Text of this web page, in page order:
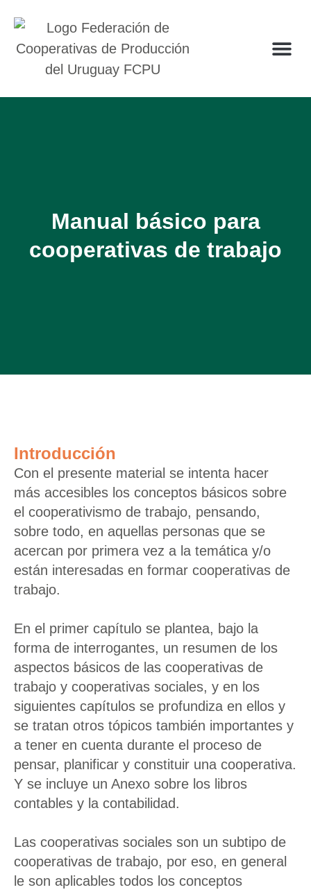
Manual básico para
cooperativas de trabajo
Introducción
Con el presente material se intenta hacer
más accesibles los conceptos básicos sobre
el cooperativismo de trabajo, pensando,
sobre todo, en aquellas personas que se
acercan por primera vez a la temática y/o
están interesadas en formar cooperativas de
trabajo.
En el primer capítulo se plantea, bajo la
forma de interrogantes, un resumen de los
aspectos básicos de las cooperativas de
trabajo y cooperativas sociales, y en los
siguientes capítulos se profundiza en ellos y
se tratan otros tópicos también importantes y
a tener en cuenta durante el proceso de
pensar, planificar y constituir una cooperativa.
Y se incluye un Anexo sobre los libros
contables y la contabilidad.
Las cooperativas sociales son un subtipo de
cooperativas de trabajo, por eso, en general
le son aplicables todos los conceptos